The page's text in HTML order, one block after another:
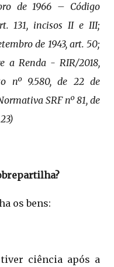
de 1966 – Código
131, incisos II e III;
de 1943, art. 50;
a Renda - RIR/2018,
nº 9.580, de 22 de
SRF nº 81, de
os bens:
ciência após a